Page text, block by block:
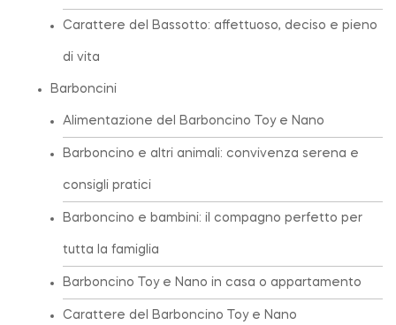
Carattere del Bassotto: affettuoso, deciso e pieno
di vita
Barboncini
Alimentazione del Barboncino Toy e Nano
Barboncino e altri animali: convivenza serena e
consigli pratici
Barboncino e bambini: il compagno perfetto per
tutta la famiglia
Barboncino Toy e Nano in casa o appartamento
Carattere del Barboncino Toy e Nano